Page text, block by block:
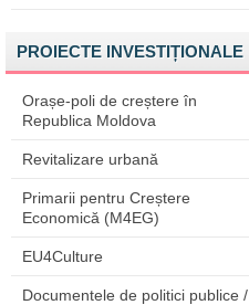
PROIECTE INVESTIȚIONALE
Orașe-poli de creștere în
Republica Moldova
Revitalizare urbană
Primarii pentru Creștere
Economică (M4EG)
EU4Culture
Documentele de politici publice /